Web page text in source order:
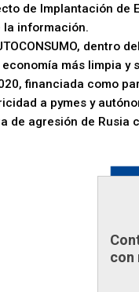
de Implantación de
la información.
dentro
más limpia y
financiada como
a pymes y
de agresión de Rusia
con